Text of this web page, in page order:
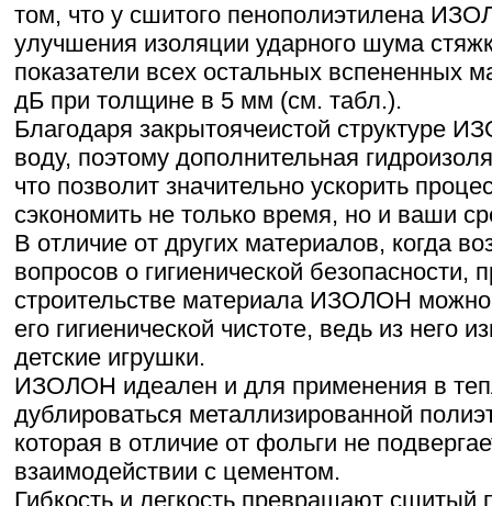
том, что у сшитого пенополиэтилена
улучшения изоляции ударного шума
показатели всех остальных вспененных
дБ при толщине в 5 мм (см. табл.).
Благодаря закрытоячеистой структуре
воду, поэтому дополнительная
что позволит значительно ускорить
сэкономить не только время, но и ваши
В отличие от других материалов, когда
вопросов о гигиенической безопасности,
строительстве материала ИЗОЛОН
его гигиенической чистоте, ведь из него
детские игрушки.
ИЗОЛОН идеален и для применения в
дублироваться металлизированной
которая в отличие от фольги не
взаимодействии с цементом.
Гибкость и легкость превращают сшитый